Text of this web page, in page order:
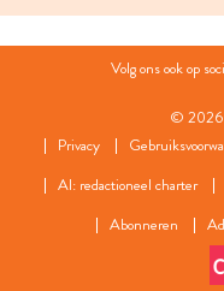
Volg ons ook op
© 2026
Privacy
AI: redactioneel charter
Abonneren